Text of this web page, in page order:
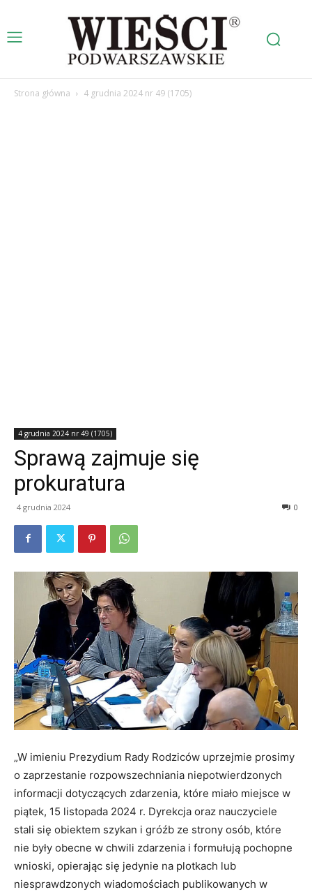
Strona główna 4 grudnia 2024 nr 49 (1705)
4 grudnia 2024 nr 49 (1705)
Sprawą zajmuje się
prokuratura
4 grudnia 2024 0
„W imieniu Prezydium Rady Rodziców uprzejmie prosimy
o zaprzestanie rozpowszechniania niepotwierdzonych
informacji dotyczących zdarzenia, które miało miejsce w
piątek, 15 listopada 2024 r. Dyrekcja oraz nauczyciele
stali się obiektem szykan i gróźb ze strony osób, które
nie były obecne w chwili zdarzenia i formułują pochopne
wnioski, opierając się jedynie na plotkach lub
niesprawdzonych wiadomościach publikowanych w